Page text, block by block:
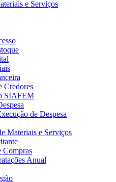
e Serviços
Credores
SIAFEM
de Despesa
Materiais e Serviços
Compras
Anual